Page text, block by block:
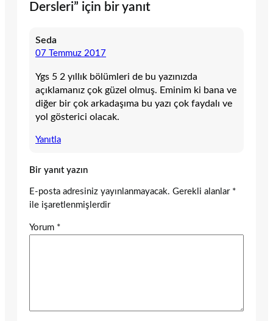
Dersleri” için bir yanıt
Seda
07 Temmuz 2017
Ygs 5 2 yıllık bölümleri de bu yazınızda
açıklamanız çok güzel olmuş. Eminim ki bana ve
diğer bir çok arkadaşıma bu yazı çok faydalı ve
yol gösterici olacak.
Yanıtla
Bir yanıt yazın
E-posta adresiniz yayınlanmayacak. Gerekli alanlar *
ile işaretlenmişlerdir
Yorum *